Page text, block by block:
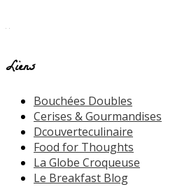
Liens
Bouchées Doubles
Cerises & Gourmandises
Dcouverteculinaire
Food for Thoughts
La Globe Croqueuse
Le Breakfast Blog